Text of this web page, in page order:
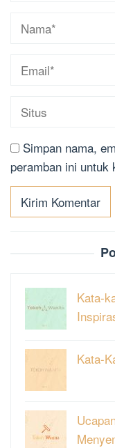
Simpan nama,
peramban ini
Kata-
Kata-